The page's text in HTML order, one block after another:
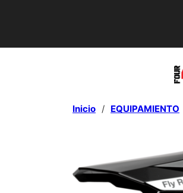
Inicio / EQUIPAMIENTO